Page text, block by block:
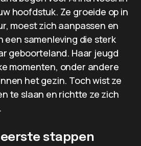
hoofdstuk. Ze groeide op in
moest zich aanpassen en
een samenleving die sterk
geboorteland. Haar jeugd
momenten, onder andere
het gezin. Toch wist ze
te slaan en richtte ze zich
eerste stappen